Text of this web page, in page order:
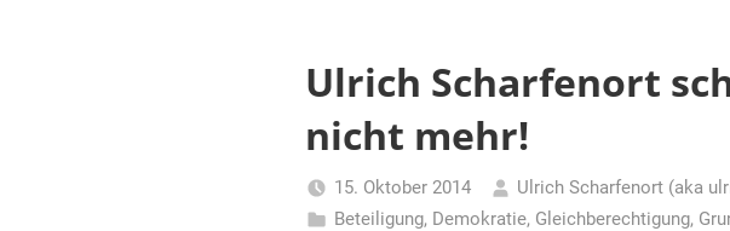
Ulrich Scharfenort
nicht mehr!
15. Oktober 2014
Ulrich Scharfenort (aka
Beteiligung, Demokratie, Gleichberechtigung,